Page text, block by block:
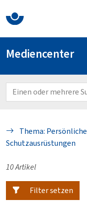
Mediencenter
Thema: Persönliche
Schutzausrüstungen
10 Artikel
Filter setzen